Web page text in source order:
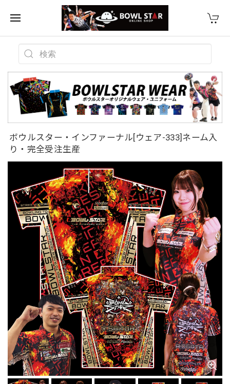
ボウルスター・インファーナル[ウェア-333]ネーム入
り・完全受注生産